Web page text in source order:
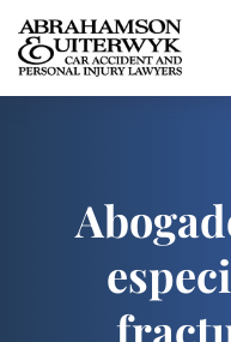
Skip to content